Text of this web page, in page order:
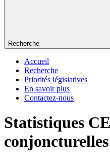
Recherche
Accueil
Recherche
Priorités législatives
En savoir plus
Contactez-nous
Statistiques
conjoncturelles